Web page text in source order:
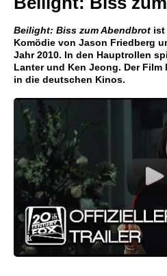
Beilight: Biss zum Abendbrot ist
Komödie von Jason Friedberg
Jahr 2010. In den Hauptrollen
Lanter und Ken Jeong. Der Film
in die deutschen Kinos.